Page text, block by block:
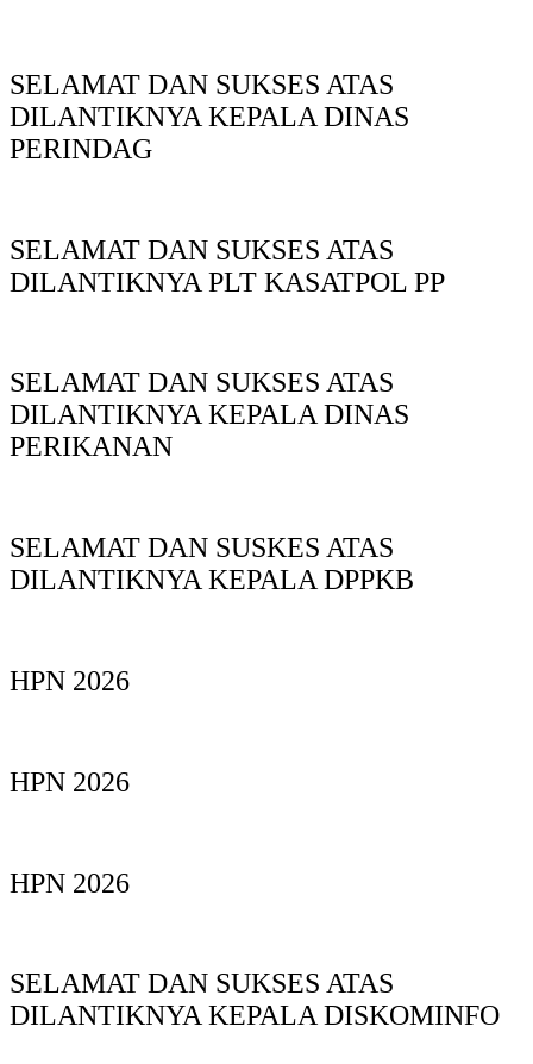
SELAMAT DAN SUKSES ATAS
DILANTIKNYA KEPALA DINAS
PERINDAG
SELAMAT DAN SUKSES ATAS
DILANTIKNYA PLT KASATPOL PP
SELAMAT DAN SUKSES ATAS
DILANTIKNYA KEPALA DINAS
PERIKANAN
SELAMAT DAN SUSKES ATAS
DILANTIKNYA KEPALA DPPKB
HPN 2026
HPN 2026
HPN 2026
SELAMAT DAN SUKSES ATAS
DILANTIKNYA KEPALA DISKOMINFO